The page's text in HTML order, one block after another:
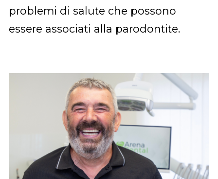
problemi di salute che possono
essere associati alla parodontite.